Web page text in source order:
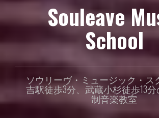
Souleave
School
ソウリーヴ・ミュージック・ス
吉駅徒歩3分、武蔵小杉徒歩13
制音楽教室